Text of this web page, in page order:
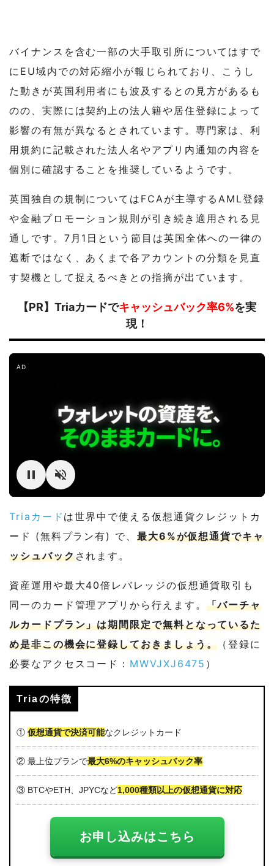
バイナンスを含む一部の大手取引所についてはすで
にEU域内での対応縮小が報じられており、こうし
た動きが英国利用者にも波及するとの見方があるも
のの、実際には契約上の法人籍や居住登録によって
影響の有無が異なるとされています。専門家は、利
用規約に記載された法人名やアプリ内通知の内容を
個別に確認することを推奨しているようです。
英国独自の規制についてはFCAが主導するAML登録
や金融プロモーション規則が引き続き適用される見
通しです。7月1日という節目は英国全体への一律の
遮断ではなく、あくまで各アカウントの分類を見直
す契機として捉えるべきとの指摘が出ています。
【PR】Triaカードでキャッシュバック率6%を実
現！
AD
Triaカード は世界中で使える仮想通貨クレジットカ
ード (無料プラン有) で、 最大6%が仮想通貨でキャ
ッシュバックされます。
資産運用や最大40倍レバレッジの仮想通貨取引も
同一のカード管理アプリから行えます。 「バーチャ
ルカードプラン」は期間限定で無料となっているた
め是非この機会に登録しておきましょう。 （登録に
必要なアクセスコード： MWVJXJ6475 ）
Triaの特徴
① 仮想通貨で決済可能なクレジットカード
② 最上位プランで最大6%のキャッシュバック率
③ BTCやETH、JPYCなど1,000種類以上の仮想通貨に対応
お申し込みはこちら